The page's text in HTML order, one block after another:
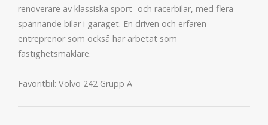
renoverare av klassiska sport- och racerbilar, med flera
spännande bilar i garaget. En driven och erfaren
entreprenör som också har arbetat som
fastighetsmäklare.
Favoritbil: Volvo 242 Grupp A​